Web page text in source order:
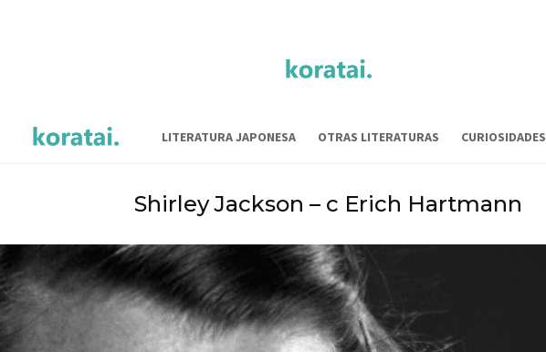
LITERATURA JAPONESA OTRAS LITERATURAS CURIOSIDADES
Shirley Jackson – c Erich Hartmann